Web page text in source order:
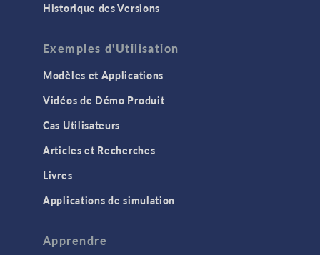
Historique des Versions
Exemples d'Utilisation
Modèles et Applications
Vidéos de Démo Produit
Cas Utilisateurs
Articles et Recherches
Livres
Applications de simulation
Apprendre